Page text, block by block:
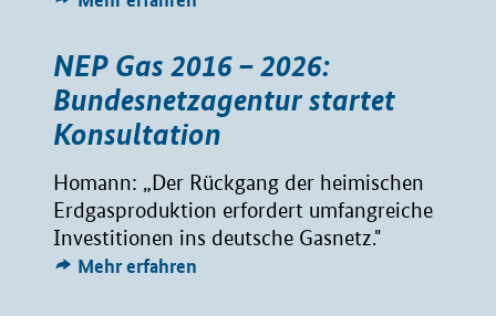
NEP Gas 2016 – 2026:
Bundesnetzagentur startet
Konsultation
Homann: „Der Rückgang der heimischen
Erdgasproduktion erfordert umfangreiche
Investitionen ins deutsche Gasnetz."
Mehr erfahren